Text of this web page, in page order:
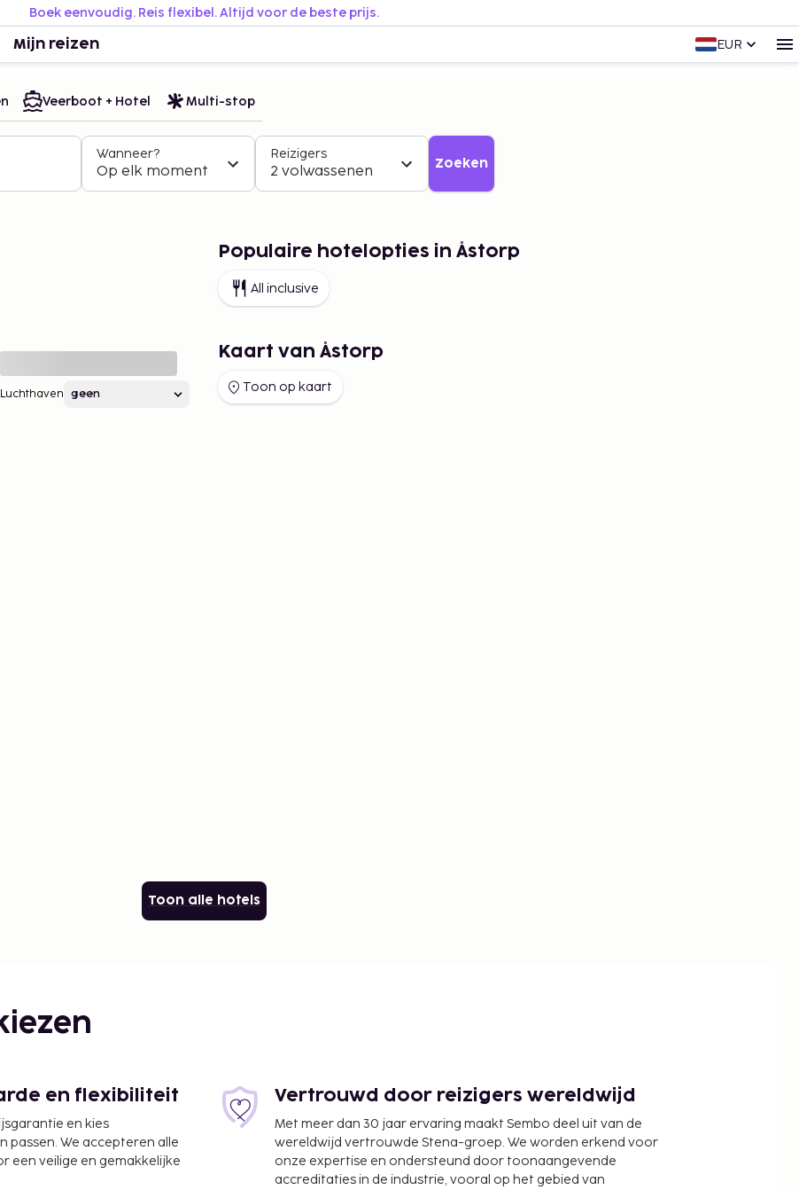
Boek eenvoudig. Reis flexibel. Altijd voor de beste prijs.
Mijn reizen EUR
Veerboot + Hotel Multi-stop
Wanneer?
Op elk moment
Reizigers
2 volwassenen Zoeken
Luchthaven
Populaire hotelopties in Åstorp
All inclusive
Kaart van Åstorp
Toon op kaart
Toon alle hotels
en flexibiliteit
en kies
passen. We accepteren alle
een veilige en gemakkelijke
Vertrouwd door reizigers wereldwijd
Met meer dan 30 jaar ervaring maakt Sembo deel uit van de
wereldwijd vertrouwde Stena-groep. We worden erkend voor
onze expertise en ondersteund door toonaangevende
accreditaties in de industrie, vooral op het gebied van